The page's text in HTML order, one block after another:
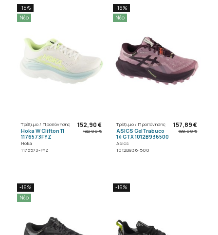
-15%
Νέο
Τρέξιμο / Προπόνησης
Hoka W Clifton 11
1176573FYZ
Hoka
1176573-FYZ
152,90 €
182,00 €
-16%
Νέο
Τρέξιμο / Προπόνησης
ASICS GelTrabuco
14 GTX 1012B936500
Asics
1012B936-500
157,89 €
188,00 €
-16%
Νέο
-16%